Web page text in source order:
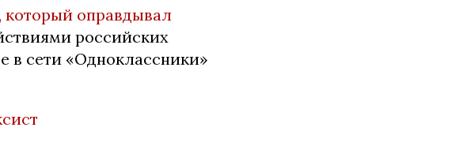
который оправдывал
российских
в сети «Одноклассники»